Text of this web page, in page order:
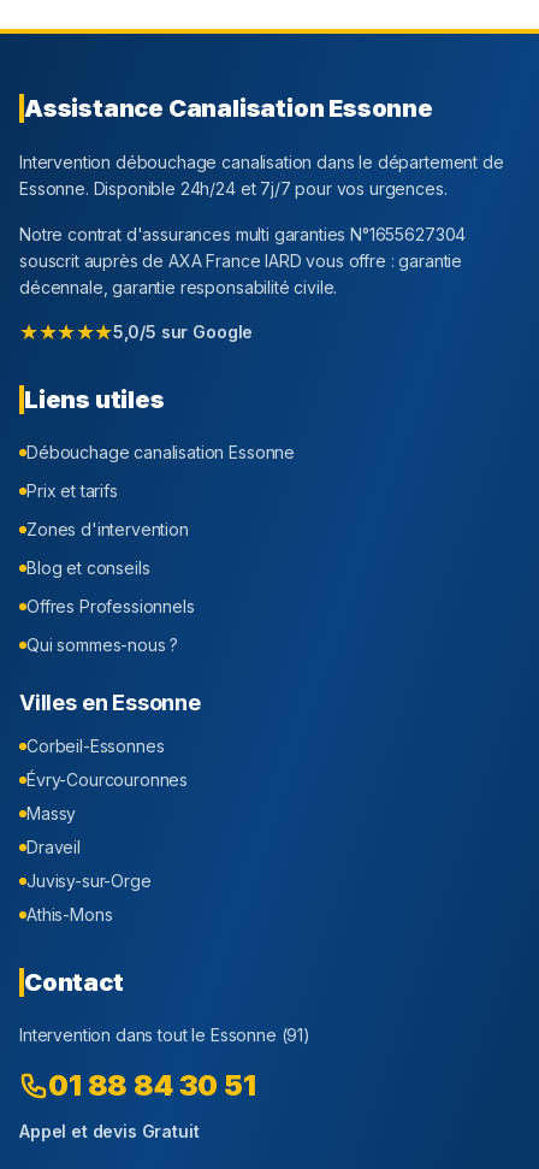
Assistance Canalisation Essonne
Intervention débouchage canalisation dans le département de
Essonne. Disponible 24h/24 et 7j/7 pour vos urgences.
Notre contrat d'assurances multi garanties N°1655627304
souscrit auprès de AXA France IARD vous offre : garantie
décennale, garantie responsabilité civile.
★★★★★5,0/5 sur Google
Liens utiles
Débouchage canalisationEssonne
Prix et tarifs
Zones d'intervention
Blog et conseils
Offres Professionnels
Qui sommes-nous ?
Villes en Essonne
Corbeil-Essonnes
Évry-Courcouronnes
Massy
Draveil
Juvisy-sur-Orge
Athis-Mons
Contact
Intervention dans tout le Essonne (91)
01 88 84 30 51
Appel et devis Gratuit